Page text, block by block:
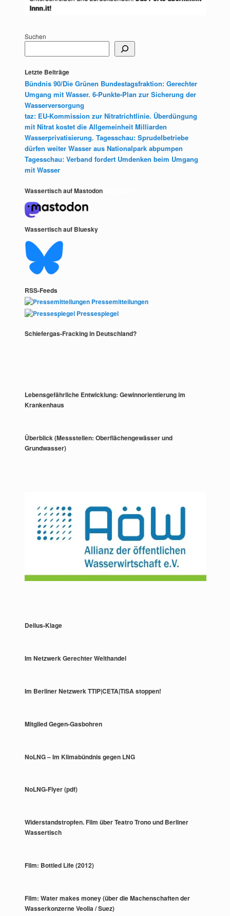
Suchen
Letzte Beiträge
Bündnis 90/Die Grünen Bundestagsfraktion: Gerechter
Umgang mit Wasser. 6-Punkte-Plan zur Sicherung der
Wasserversorgung
taz: EU-Kommission zur Nitratrichtlinie. Überdüngung
mit Nitrat kostet die Allgemeinheit Milliarden
Wasserprivatisierung. Tagesschau: Sprudelbetriebe
dürfen weiter Wasser aus Nationalpark abpumpen
Tagesschau: Verband fordert Umdenken beim Umgang
mit Wasser
Wassertisch auf Mastodon
Wassertisch auf Bluesky
RSS-Feeds
Pressemitteilungen
Pressespiegel
Schiefergas-Fracking in Deutschland?
Lebensgefährliche Entwicklung: Gewinnorientierung im
Krankenhaus
Überblick (Messstellen: Oberflächengewässer und
Grundwasser)
Delius-Klage
Im Netzwerk Gerechter Welthandel
Im Berliner Netzwerk TTIP|CETA|TiSA stoppen!
Mitglied Gegen-Gasbohren
NoLNG – Im Klimabündnis gegen LNG
NoLNG-Flyer (pdf)
Widerstandstropfen. Film über Teatro Trono und Berliner
Wassertisch
Film: Bottled Life (2012)
Film: Water makes money (über die Machenschaften der
Wasserkonzerne Veolia / Suez)